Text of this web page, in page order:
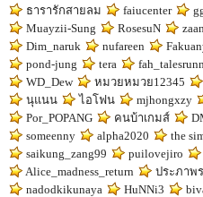
ธารารักสายลม
faiucenter
Muayzii-Sung
RosesuN
Dim_naruk
nufareen
pond-jung
tera
WD_Dew
หมวยหมวย12345
นุแนน
ไอโฟน mjhongxzy
Por_POPANG
คนบ้าเกมส์
someenny
alpha2020 the
saikung_zang99
puilovejiro
Alice_madness_return
ประภา
nadodkikunaya
HuNNi3